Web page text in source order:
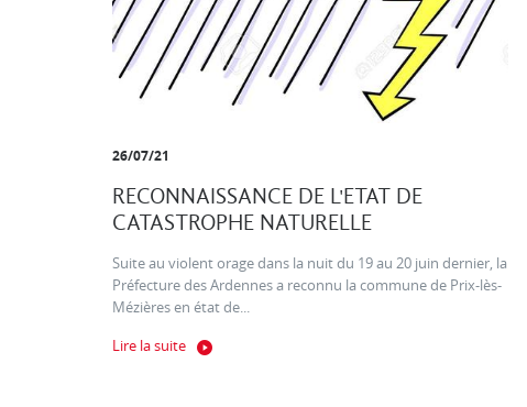
26/07/21
RECONNAISSANCE DE L'ETAT DE
CATASTROPHE NATURELLE
Suite au violent orage dans la nuit du 19 au 20 juin dernier, la
Préfecture des Ardennes a reconnu la commune de Prix-lès-
Mézières en état de...
Lire la suite